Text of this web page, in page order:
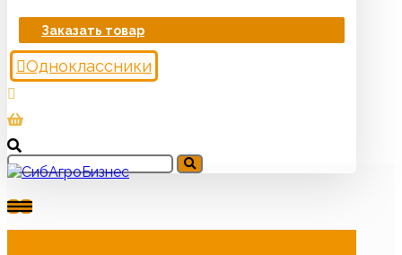
Заказать товар
Одноклассники